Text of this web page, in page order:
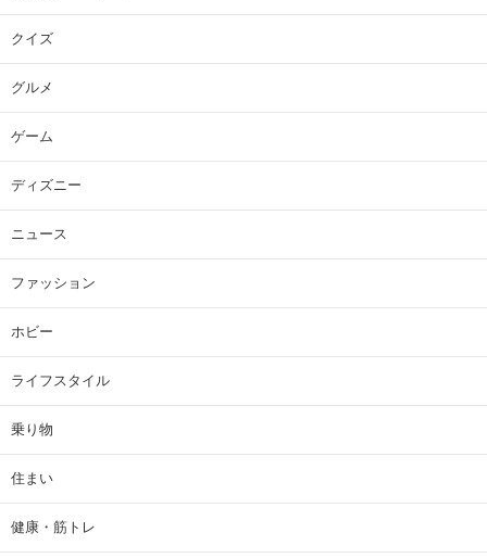
クイズ
グルメ
ゲーム
ディズニー
ニュース
ファッション
ホビー
ライフスタイル
乗り物
住まい
健康・筋トレ